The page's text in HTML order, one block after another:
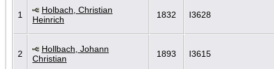
1
Holbach, Christian
Heinrich
1832 I3628
2
Hollbach, Johann
Christian
1893 I3615